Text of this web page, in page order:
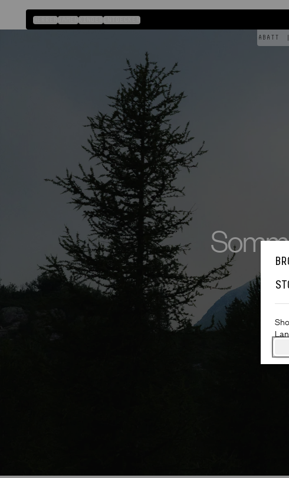
zum
InhaltHERRENDAMENKINDERENTDECKEN
SOMMER-SALE: BIS ZU 50 % RABATT